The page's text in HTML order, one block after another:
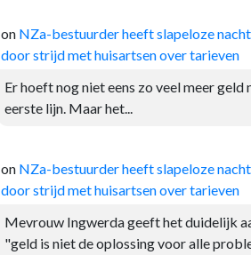
on NZa-bestuurder heeft slapeloze
door strijd met huisartsen over tarieven
Er hoeft nog niet eens zo veel meer geld
eerste lijn. Maar het...
on NZa-bestuurder heeft slapeloze
door strijd met huisartsen over tarieven
Mevrouw Ingwerda geeft het duidelijk
"geld is niet de oplossing voor alle